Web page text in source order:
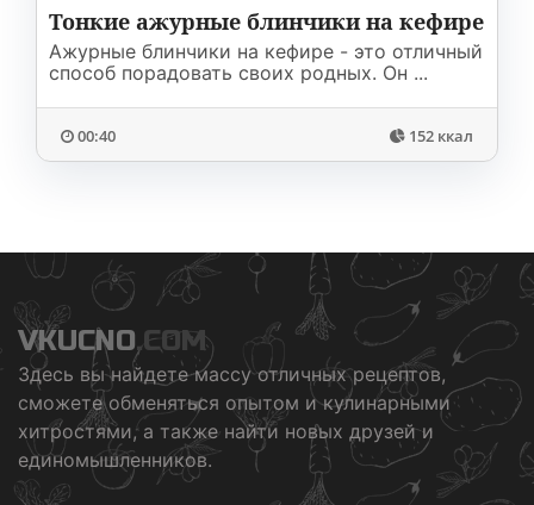
Тонкие ажурные блинчики на кефире
Ажурные блинчики на кефире - это отличный
способ порадовать своих родных. Он ...
00:40 152 ккал
VKUCNO.COM
Здесь вы найдете массу отличных рецептов,
сможете обменяться опытом и кулинарными
хитростями, а также найти новых друзей и
единомышленников.